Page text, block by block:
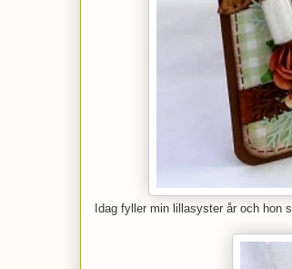
Idag fyller min lillasyster år och hon